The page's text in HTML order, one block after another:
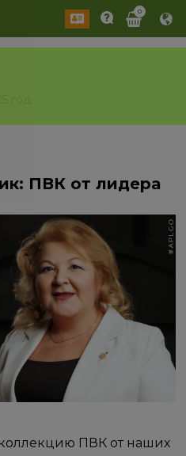
0
ПВК от лидера
ПВК от наших